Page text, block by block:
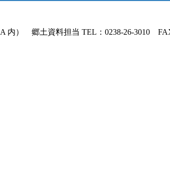
内） 郷土資料担当 TEL：0238-26-3010